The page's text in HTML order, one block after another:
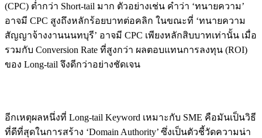
(CPC) ต่ำกว่า Short-tail มาก ตัวอย่างเช่น คำว่า ‘ทนายความ’
อาจมี CPC สูงถึงหลักร้อยบาทต่อคลิก ในขณะที่ ‘ทนายความ
สัญญาจ้างงานนนทบุรี’ อาจมี CPC เพียงหลักสิบบาทเท่านั้น เมื่อ
รวมกับ Conversion Rate ที่สูงกว่า ผลตอบแทนการลงทุน (ROI)
ของ Long-tail จึงดีกว่าอย่างชัดเจน
อีกเหตุผลหนึ่งที่ Long-tail Keyword เหมาะกับ SME คือมันเป็นวิธี
ที่ดีที่สุดในการสร้าง ‘Domain Authority’ ซึ่งเป็นตัวชี้วัดความน่า